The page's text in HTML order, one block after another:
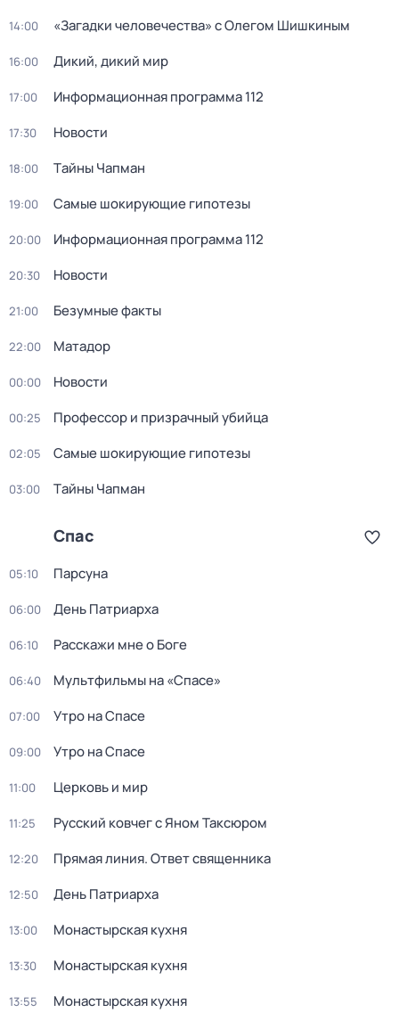
14:00 «Загадки человечества» с Олегом Шишкиным
16:00 Дикий, дикий мир
17:00 Информационная программа 112
17:30 Новости
18:00 Тaйны Чапман
19:00 Самые шoкиpующие гипотезы
20:00 Информационная программа 112
20:30 Новости
21:00 Безумные факты
22:00 Матадор
00:00 Новости
00:25 Профессор и призрачный убийца
02:05 Самые шoкиpующие гипотезы
03:00 Тaйны Чапман
Спас
05:10 Парсуна
06:00 День Патриарха
06:10 Расскажи мне о Боге
06:40 Мультфильмы на «Спасе»
07:00 Утро на Спасе
09:00 Утро на Спасе
11:00 Церковь и мир
11:25 Русский ковчег с Яном Таксюром
12:20 Прямая линия. Ответ священника
12:50 День Патриарха
13:00 Монастырская кухня
13:30 Монастырская кухня
13:55
Монастырская кухня